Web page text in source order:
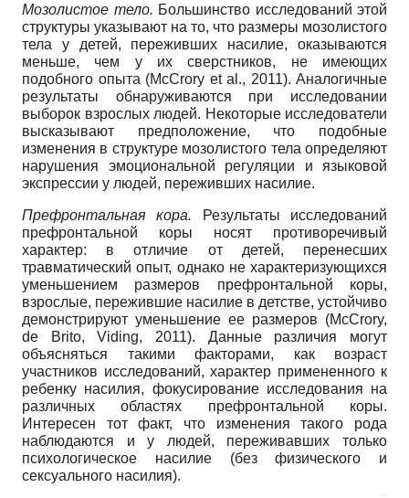
Мозолистое тело. Большинство исследований этой
структуры указывают на то, что размеры мозолистого
тела у детей, переживших насилие, оказываются
меньше, чем у их сверстников, не имеющих
подобного опыта (McCrory et al., 2011). Аналогичные
результаты обнаруживаются при исследовании
выборок взрослых людей. Некоторые исследователи
высказывают предположение, что подобные
изменения в структуре мозолистого тела определяют
нарушения эмоциональной регуляции и языковой
экспрессии у людей, переживших насилие.
Префронтальная кора. Результаты исследований
префронтальной коры носят противоречивый
характер: в отличие от детей, перенесших
травматический опыт, однако не характеризующихся
уменьшением размеров префронтальной коры,
взрослые, пережившие насилие в детстве, устойчиво
демонстрируют уменьшение ее размеров (McCrory,
de Brito, Viding, 2011). Данные различия могут
объясняться такими факторами, как возраст
участников исследований, характер примененного к
ребенку насилия, фокусирование исследования на
различных областях префронтальной коры.
Интересен тот факт, что изменения такого рода
наблюдаются и у людей, переживавших только
психологическое насилие (без физического и
сексуального насилия).